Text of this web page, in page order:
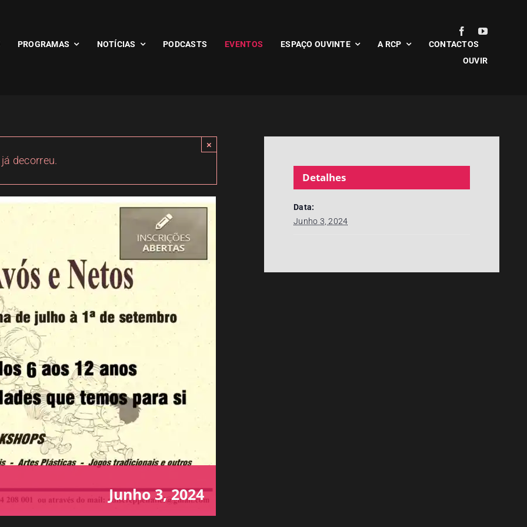
PROGRAMAS NOTÍCIAS PODCASTS EVENTOS ESPAÇO OUVINTE A RCP
CONTACTOS
OUVIR
decorreu.
×
Junho 3, 2024
Detalhes
Data:
Junho 3, 2024